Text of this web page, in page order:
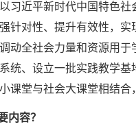
习近平新时代中国特色
针对性、提升有效性，
动全社会力量和资源用
统、设立一批实践教学
课堂与社会大课堂相结
内容？